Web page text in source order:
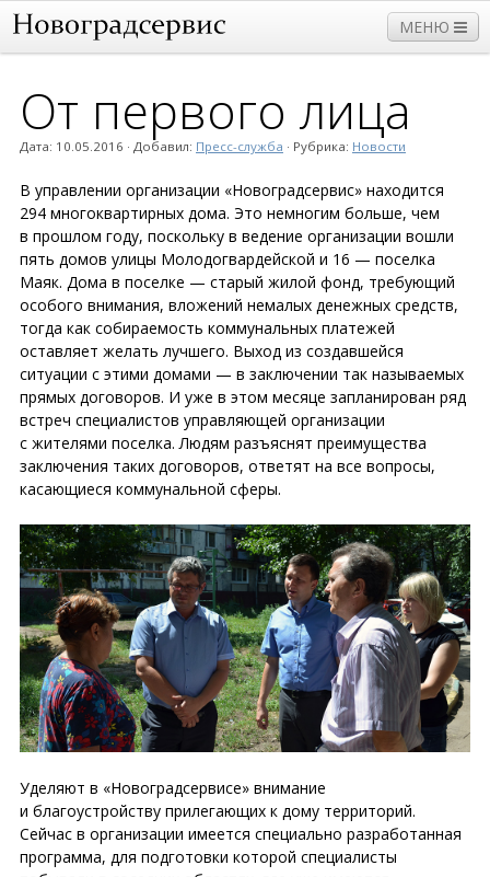
МЕНЮ
Прием Дома Работы и услуги Нормативы
От первого лица
Дата: 10.05.2016 · Добавил: Пресс-служба · Рубрика: Новости
В управлении организации «Новоградсервис» находится
294 многоквартирных дома. Это немногим больше, чем
в прошлом году, поскольку в ведение организации вошли
пять домов улицы Молодогвардейской и 16 — поселка
Маяк. Дома в поселке — старый жилой фонд, требующий
особого внимания, вложений немалых денежных средств,
тогда как собираемость коммунальных платежей
оставляет желать лучшего. Выход из создавшейся
ситуации с этими домами — в заключении так называемых
прямых договоров. И уже в этом месяце запланирован ряд
встреч специалистов управляющей организации
с жителями поселка. Людям разъяснят преимущества
заключения таких договоров, ответят на все вопросы,
касающиеся коммунальной сферы.
Уделяют в «Новоградсервисе» внимание
и благоустройству прилегающих к дому территорий.
Сейчас в организации имеется специально разработанная
программа, для подготовки которой специалисты